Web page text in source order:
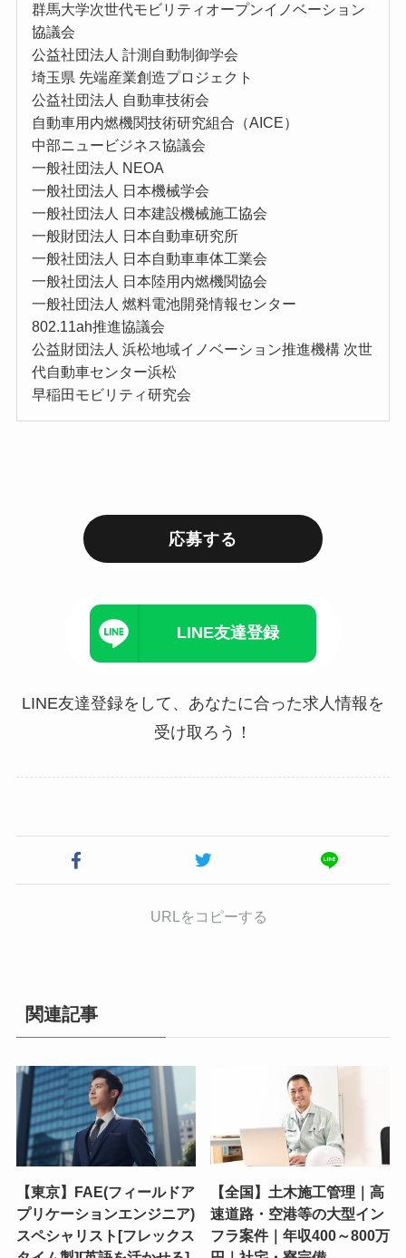
群馬大学次世代モビリティオープンイノベーション
協議会
公益社団法⼈ 計測⾃動制御学会
埼玉県 先端産業創造プロジェクト
公益社団法人 自動車技術会
自動車用内燃機関技術研究組合（AICE）
中部ニュービジネス協議会
一般社団法人 NEOA
一般社団法人 日本機械学会
一般社団法人 日本建設機械施工協会
一般財団法人 日本自動車研究所
一般社団法人 日本自動車車体工業会
一般社団法人 日本陸用内燃機関協会
一般社団法人 燃料電池開発情報センター
802.11ah推進協議会
公益財団法人 浜松地域イノベーション推進機構 次世
代自動車センター浜松
早稲田モビリティ研究会
応募する
LINE友達登録
LINE友達登録をして、あなたに合った求人情報を
受け取ろう！
URLをコピーする
関連記事
【東京】FAE(フィールドア
プリケーションエンジニア)
スペシャリスト[フレックス
【全国】土木施工管理｜高
速道路・空港等の大型イン
フラ案件｜年収400～800万